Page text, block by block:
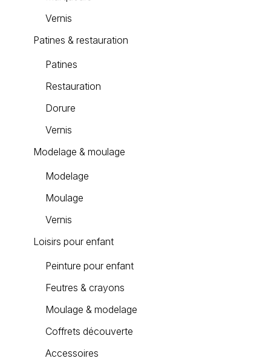
Vernis
Patines & restauration
Patines
Restauration
Dorure
Vernis
Modelage & moulage
Modelage
Moulage
Vernis
Loisirs pour enfant
Peinture pour enfant
Feutres & crayons
Moulage & modelage
Coffrets découverte
Accessoires